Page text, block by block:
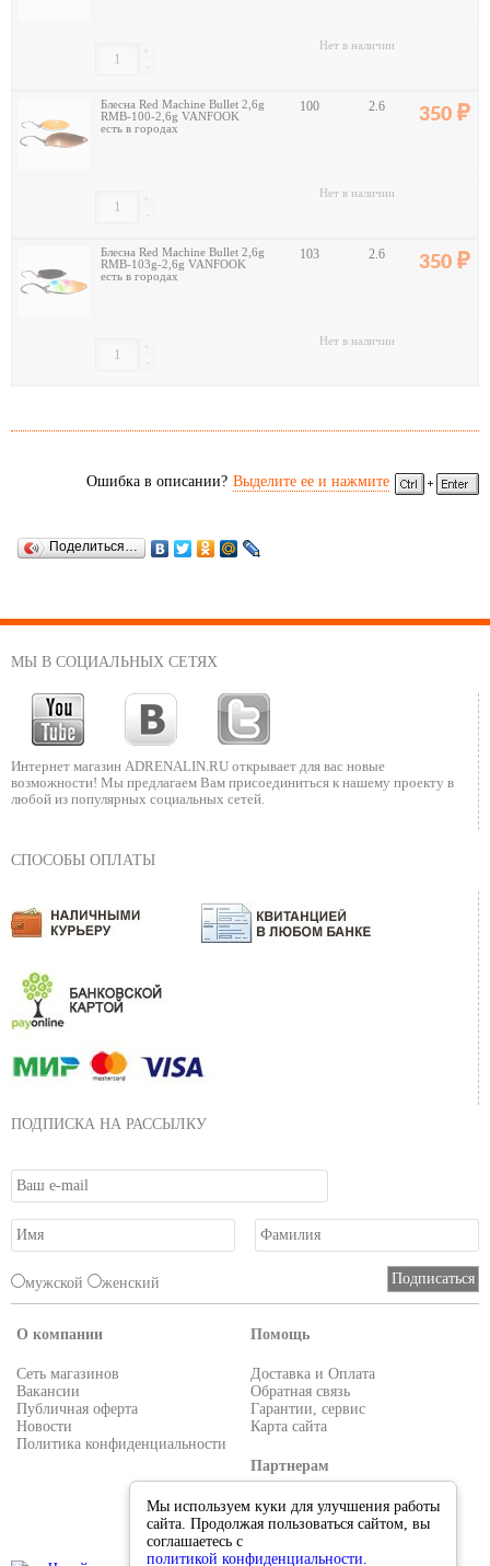
-
+ Нет в наличии
Блесна Red Machine Bullet 2,6g
RMB-100-2,6g VANFOOK
есть в городах
100 2.6 350
-
+ Нет в наличии
Блесна Red Machine Bullet 2,6g
RMB-103g-2,6g VANFOOK
есть в городах
103 2.6 350
-
+ Нет в наличии
Ошибка в описании? Выделите ее и нажмите
Поделиться…
МЫ В СОЦИАЛЬНЫХ СЕТЯХ
Интернет магазин ADRENALIN.RU открывает для вас новые
возможности! Мы предлагаем Вам присоединиться к нашему проекту в
любой из популярных социальных сетей.
СПОСОБЫ ОПЛАТЫ
ПОДПИСКА НА РАССЫЛКУ
мужской женский
О компании
Сеть магазинов
Вакансии
Публичная оферта
Новости
Политика конфиденциальности
Помощь
Доставка и Оплата
Обратная связь
Гарантии, сервис
Карта сайта
Партнерам
Условия работы
Реквизиты
Мы используем куки для улучшения работы
сайта. Продолжая пользоваться сайтом, вы
соглашаетесь с
политикой конфиденциальности.